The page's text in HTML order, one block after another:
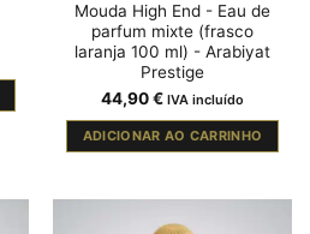
Mouda High End - Eau de
parfum mixte (frasco
laranja 100 ml) - Arabiyat
Prestige
44,90€ IVA incluído
ADICIONAR AO CARRINHO